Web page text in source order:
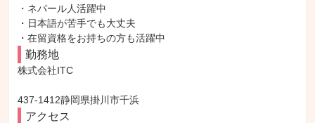
・ネパール人活躍中
・日本語が苦手でも大丈夫
・在留資格をお持ちの方も活躍中
勤務地
株式会社ITC
437-1412静岡県掛川市千浜
アクセス